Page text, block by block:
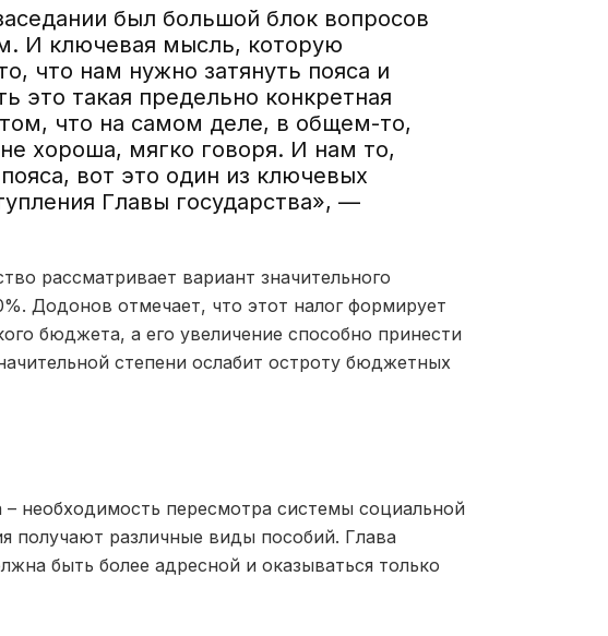
был большой блок вопросов
И ключевая мысль, которую
что нам нужно затянуть пояса и
это такая предельно конкретная
что на самом деле, в общем-то,
хороша, мягко говоря. И нам то,
вот это один из ключевых
Главы государства», —
рассматривает вариант значительного
Додонов отмечает, что этот налог формирует
бюджета, а его увеличение способно принести
степени ослабит остроту бюджетных
необходимость пересмотра системы социальной
получают различные виды пособий. Глава
быть более адресной и оказываться только